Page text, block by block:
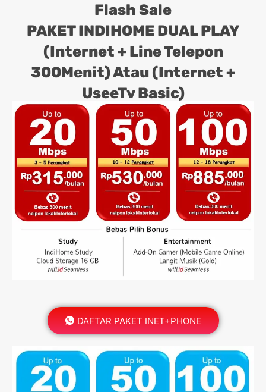
Flash Sale
PAKET INDIHOME DUAL PLAY
(Internet + Line Telepon
300Menit) Atau (Internet +
UseeTv Basic)
DAFTAR PAKET INET+PHONE